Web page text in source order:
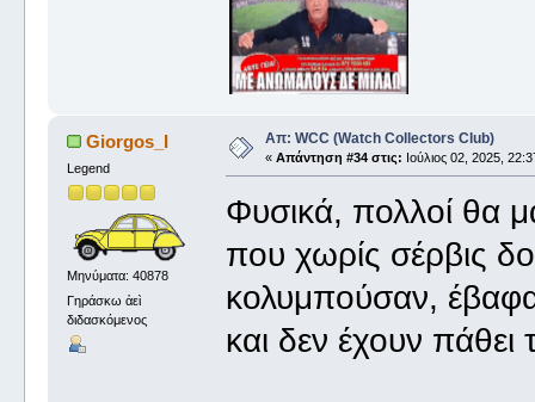
Giorgos_I
Legend
Μηνύματα: 40878
Γηράσκω ἀεὶ
διδασκόμενος
Απ: WCC (Watch Collectors Club)
« Απάντηση #34 στις: Ιούλιος 02, 2025,
Φυσικά, πολλοί θα
που χωρίς σέρβις
κολυμπούσαν,
και δεν έχουν πάθει